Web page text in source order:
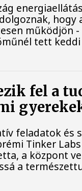
hogy
működjön -
tett
fel a
feladatok és
Tinker
a központ
a